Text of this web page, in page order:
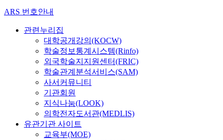
ARS 번호안내
관련누리집
대학공개강의(KOCW)
학술정보통계시스템(Rinfo)
외국학술지지원센터(FRIC)
학술관계분석서비스(SAM)
사서커뮤니티
기관회원
지식나눔(LOOK)
의학전자도서관(MEDLIS)
유관기관 사이트
교육부(MOE)